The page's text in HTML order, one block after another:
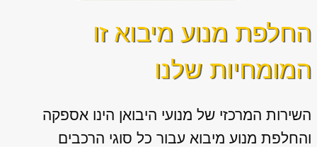
החלפת מנוע מיבוא זו
המומחיות שלנו
השירות המרכזי של מנועי היבואן הינו אספקה
והחלפת מנוע מיבוא עבור כל סוגי הרכבים